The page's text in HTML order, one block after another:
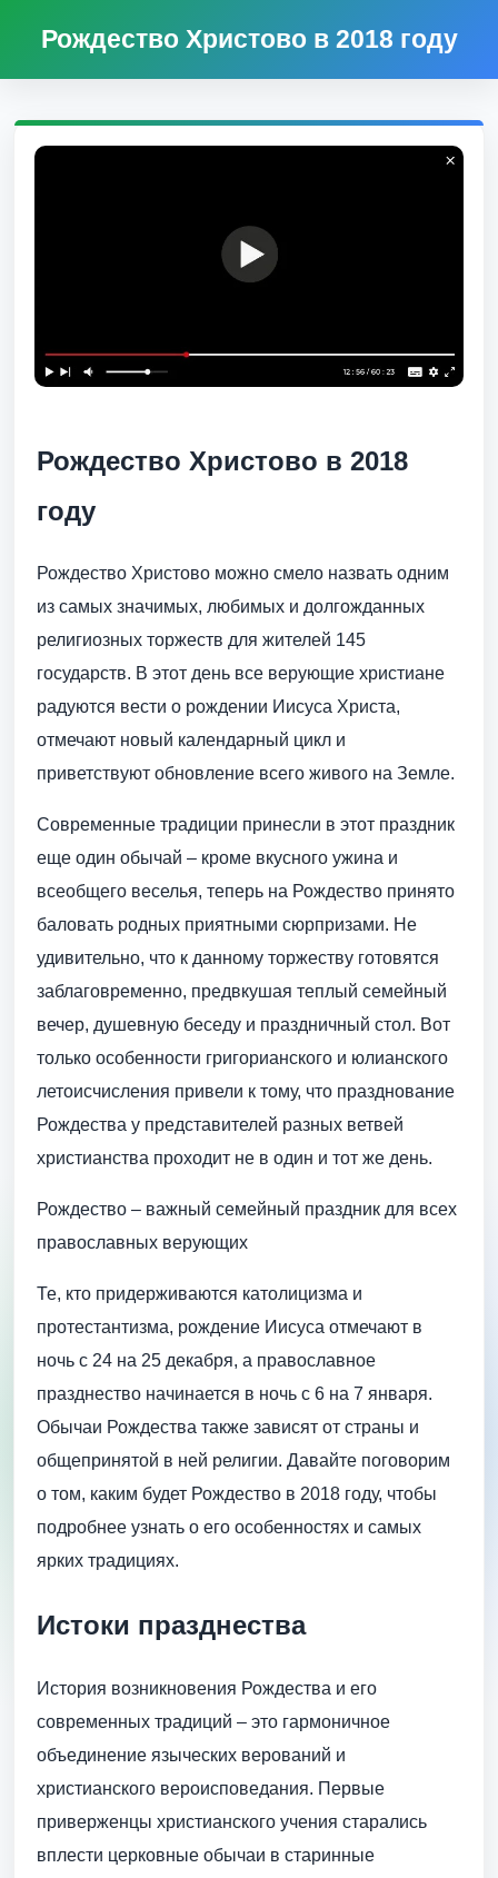
Рождество Христово в 2018 году
Рождество Христово в 2018
году
Рождество Христово можно смело назвать одним
из самых значимых, любимых и долгожданных
религиозных торжеств для жителей 145
государств. В этот день все верующие христиане
радуются вести о рождении Иисуса Христа,
отмечают новый календарный цикл и
приветствуют обновление всего живого на Земле.
Современные традиции принесли в этот праздник
еще один обычай – кроме вкусного ужина и
всеобщего веселья, теперь на Рождество принято
баловать родных приятными сюрпризами. Не
удивительно, что к данному торжеству готовятся
заблаговременно, предвкушая теплый семейный
вечер, душевную беседу и праздничный стол. Вот
только особенности григорианского и юлианского
летоисчисления привели к тому, что празднование
Рождества у представителей разных ветвей
христианства проходит не в один и тот же день.
Рождество – важный семейный праздник для всех
православных верующих
Те, кто придерживаются католицизма и
протестантизма, рождение Иисуса отмечают в
ночь с 24 на 25 декабря, а православное
празднество начинается в ночь с 6 на 7 января.
Обычаи Рождества также зависят от страны и
общепринятой в ней религии. Давайте поговорим
о том, каким будет Рождество в 2018 году, чтобы
подробнее узнать о его особенностях и самых
ярких традициях.
Истоки празднества
История возникновения Рождества и его
современных традиций – это гармоничное
объединение языческих верований и
христианского вероисповедания. Первые
приверженцы христианского учения старались
вплести церковные обычаи в старинные